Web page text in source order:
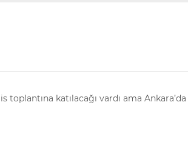
toplantına katılacağı vardı ama